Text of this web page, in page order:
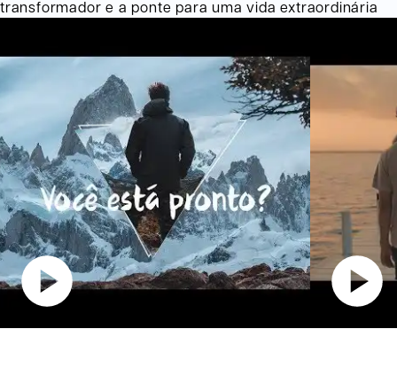
transformador e a ponte para uma vida extraordinária